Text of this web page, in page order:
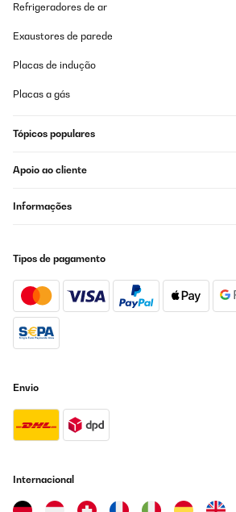
Refrigeradores de ar
Exaustores de parede
Placas de indução
Placas a gás
Tópicos populares
Apoio ao cliente
Informações
Tipos de pagamento
Envio
Internacional